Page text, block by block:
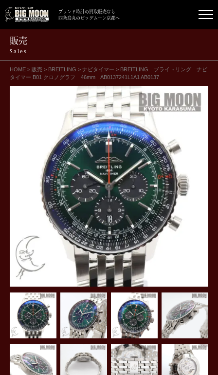
ブランド時計の買取販売なら
四条烏丸のビッグムーン京都へ
販売
Sales
HOME > 販売 > BREITLING > ナビタイマー > BREITLING ブライトリング ナビ
タイマー B01 クロノグラフ 46mm AB0137241L1A1 AB0137